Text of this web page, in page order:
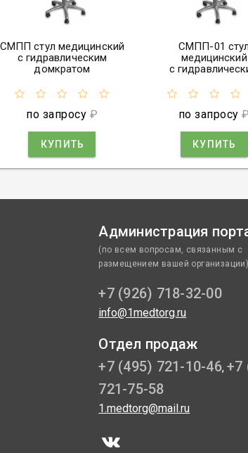
СМПП стул медицинский
с гидравлическим
домкратом
по запросу ₽
КУПИТЬ
СМПП-01 стул
медицинский
с
по запросу ₽
КУПИТЬ
Администрация
(по всем вопросам, связанным с
размещением вашей организации)
+7 (926) 718-32-00
info@1medtorg.ru
Отдел продаж
+7 (495) 721-10-46, +7
721-75-58
1.medtorg@mail.ru